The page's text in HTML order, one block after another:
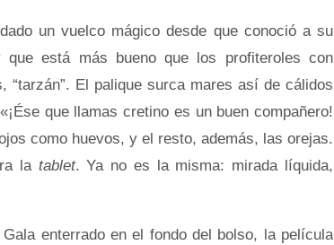
un vuelco mágico desde que conoció a su
está más bueno que los profiteroles con
“tarzán”. El palique surca mares así de cálidos
que llamas cretino es un buen compañero!
como huevos, y el resto, además, las orejas.
la tablet. Ya no es la misma: mirada líquida,
enterrado en el fondo del bolso, la película